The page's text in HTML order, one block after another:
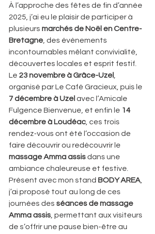
À l’approche des fêtes de fin d’année
2025, j’ai eu le plaisir de participer à
plusieurs marchés de Noël en Centre-
Bretagne , des événements
incontournables mêlant convivialité,
découvertes locales et esprit festif.
Le 23 novembre à Grâce-Uzel
organisé par Le Café Gracieux, puis le
7 décembre à Uzel avec l’Amicale
Fulgence Bienvenue, et enfin le 14
décembre à Loudéac , ces trois
rendez-vous ont été l’occasion de
faire découvrir ou redécouvrir le
massage Amma assis dans une
ambiance chaleureuse et festive.
Présent avec mon stand BODY AREA
j’ai proposé tout au long de ces
journées des séances de massage
Amma assis , permettant aux visiteurs
de s’offrir une pause bien-être au